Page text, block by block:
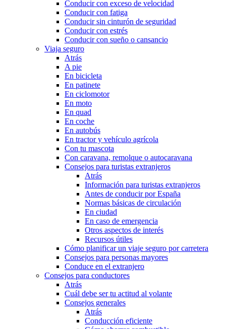
Conducir con exceso de velocidad
Conducir con fatiga
Conducir sin cinturón de seguridad
Conducir con estrés
Conducir con sueño o cansancio
Viaja seguro
Atrás
A pie
En bicicleta
En patinete
En ciclomotor
En moto
En quad
En coche
En autobús
En tractor y vehículo agrícola
Con tu mascota
Con caravana, remolque o autocaravana
Consejos para turistas extranjeros
Atrás
Información para turistas extranjeros
Antes de conducir por España
Normas básicas de circulación
En ciudad
En caso de emergencia
Otros aspectos de interés
Recursos útiles
Cómo planificar un viaje seguro por carretera
Consejos para personas mayores
Conduce en el extranjero
Consejos para conductores
Atrás
Cuál debe ser tu actitud al volante
Consejos generales
Atrás
Conducción eficiente